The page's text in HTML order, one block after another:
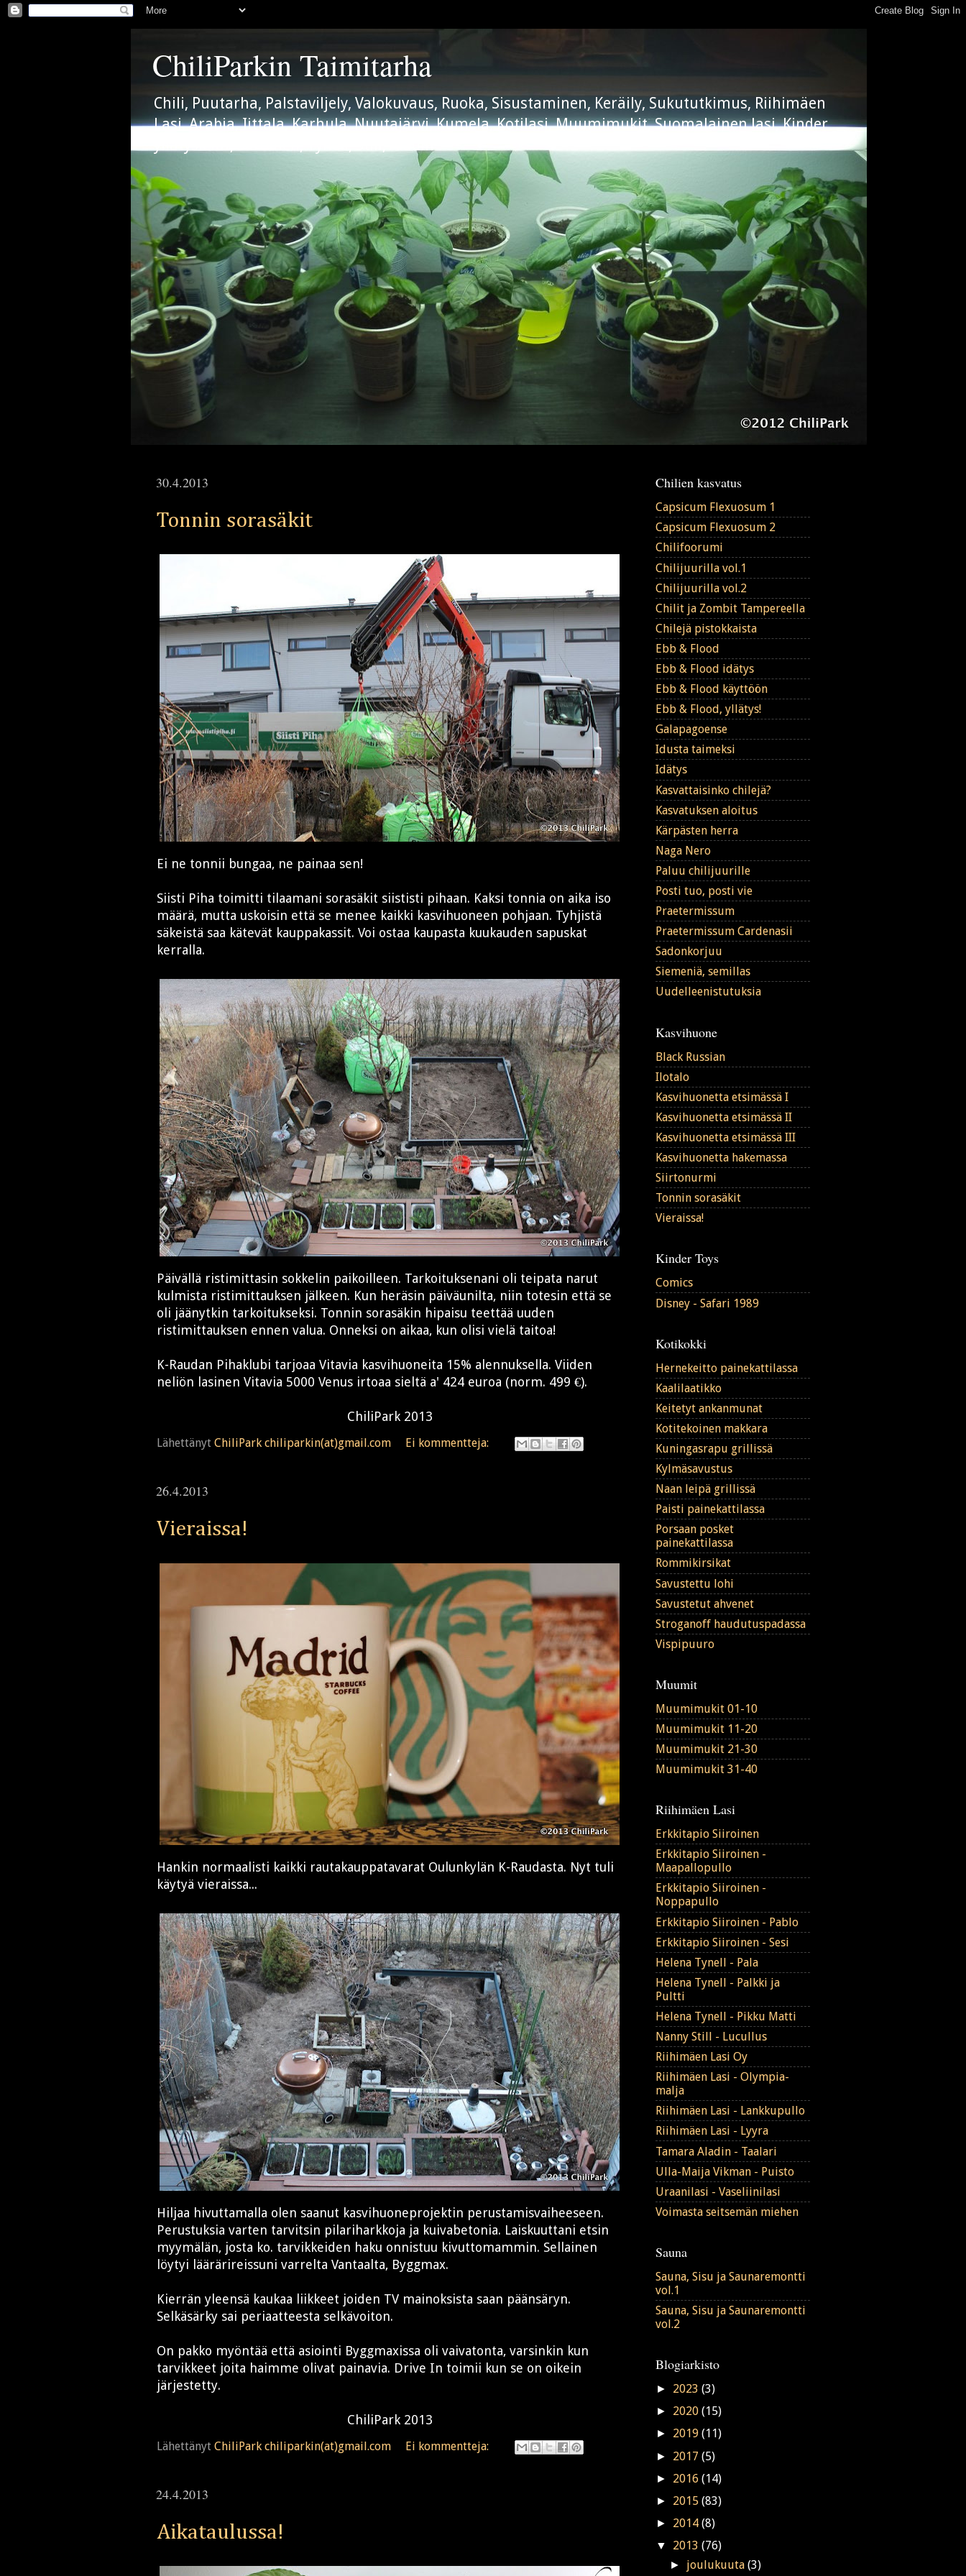
ChiliParkin Taimitarha
Chili, Puutarha, Palstaviljely, Valokuvaus, Ruoka, Sisustaminen, Keräily, Sukututkimus, Riihimäen
Lasi, Arabia, Iittala, Karhula, Nuutajärvi, Kumela, Kotilasi, Muumimukit, Suomalainen lasi, Kinder
30.4.2013
Tonnin sorasäkit
Ei ne tonnii bungaa, ne painaa sen!
Siisti Piha toimitti tilaamani sorasäkit siististi pihaan. Kaksi tonnia on aika iso
määrä, mutta uskoisin että se menee kaikki kasvihuoneen pohjaan. Tyhjistä
säkeistä saa kätevät kauppakassit. Voi ostaa kaupasta kuukauden sapuskat
kerralla.
Päivällä ristimittasin sokkelin paikoilleen. Tarkoituksenani oli teipata narut
kulmista ristimittauksen jälkeen. Kun heräsin päiväunilta, niin totesin että se
oli jäänytkin tarkoitukseksi. Tonnin sorasäkin hipaisu teettää uuden
ristimittauksen ennen valua. Onneksi on aikaa, kun olisi vielä taitoa!
K-Raudan Pihaklubi tarjoaa Vitavia kasvihuoneita 15% alennuksella. Viiden
neliön lasinen Vitavia 5000 Venus irtoaa sieltä a' 424 euroa (norm. 499 €).
ChiliPark 2013
Lähettänyt ChiliPark chiliparkin(at)gmail.com Ei kommentteja:
26.4.2013
Vieraissa!
Hankin normaalisti kaikki rautakauppatavarat Oulunkylän K-Raudasta. Nyt tuli
käytyä vieraissa...
Hiljaa hivuttamalla olen saanut kasvihuoneprojektin perustamisvaiheeseen.
Perustuksia varten tarvitsin pilariharkkoja ja kuivabetonia. Laiskuuttani etsin
myymälän, josta ko. tarvikkeiden haku onnistuu kivuttomammin. Sellainen
löytyi läärärireissuni varrelta Vantaalta, Byggmax.
Kierrän yleensä kaukaa liikkeet joiden TV mainoksista saan päänsäryn.
Selkäsärky sai periaatteesta selkävoiton.
On pakko myöntää että asiointi Byggmaxissa oli vaivatonta, varsinkin kun
tarvikkeet joita haimme olivat painavia. Drive In toimii kun se on oikein
järjestetty.
ChiliPark 2013
Lähettänyt ChiliPark chiliparkin(at)gmail.com Ei kommentteja:
24.4.2013
Aikataulussa!
Chilien kasvatus
Capsicum Flexuosum 1
Capsicum Flexuosum 2
Chilifoorumi
Chilijuurilla vol.1
Chilijuurilla vol.2
Chilit ja Zombit Tampereella
Chilejä pistokkaista
Ebb & Flood
Ebb & Flood idätys
Ebb & Flood käyttöön
Ebb & Flood, yllätys!
Galapagoense
Idusta taimeksi
Idätys
Kasvattaisinko chilejä?
Kasvatuksen aloitus
Kärpästen herra
Naga Nero
Paluu chilijuurille
Posti tuo, posti vie
Praetermissum
Praetermissum Cardenasii
Sadonkorjuu
Siemeniä, semillas
Uudelleenistutuksia
Kasvihuone
Black Russian
Ilotalo
Kasvihuonetta etsimässä I
Kasvihuonetta etsimässä II
Kasvihuonetta etsimässä III
Kasvihuonetta hakemassa
Siirtonurmi
Tonnin sorasäkit
Vieraissa!
Kinder Toys
Comics
Disney - Safari 1989
Kotikokki
Hernekeitto painekattilassa
Kaalilaatikko
Keitetyt ankanmunat
Kotitekoinen makkara
Kuningasrapu grillissä
Kylmäsavustus
Naan leipä grillissä
Paisti painekattilassa
Porsaan posket
painekattilassa
Rommikirsikat
Savustettu lohi
Savustetut ahvenet
Stroganoff haudutuspadassa
Vispipuuro
Muumit
Muumimukit 01-10
Muumimukit 11-20
Muumimukit 21-30
Muumimukit 31-40
Riihimäen Lasi
Erkkitapio Siiroinen
Erkkitapio Siiroinen -
Maapallopullo
Erkkitapio Siiroinen -
Noppapullo
Erkkitapio Siiroinen - Pablo
Erkkitapio Siiroinen - Sesi
Helena Tynell - Pala
Helena Tynell - Palkki ja
Pultti
Helena Tynell - Pikku Matti
Nanny Still - Lucullus
Riihimäen Lasi Oy
Riihimäen Lasi - Olympia-
malja
Riihimäen Lasi - Lankkupullo
Riihimäen Lasi - Lyyra
Tamara Aladin - Taalari
Ulla-Maija Vikman - Puisto
Uraanilasi - Vaseliinilasi
Voimasta seitsemän miehen
Sauna
Sauna, Sisu ja Saunaremontti
vol.1
Sauna, Sisu ja Saunaremontti
vol.2
Blogiarkisto
► 2023 (3)
► 2020 (15)
► 2019 (11)
► 2017 (5)
► 2016 (14)
► 2015 (83)
► 2014 (8)
▼ 2013 (76)
► joulukuuta(3)